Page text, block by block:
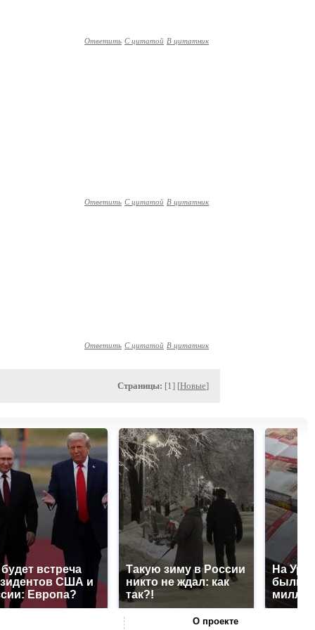
Ответить С цитатой В цитатник
Ответить С цитатой В цитатник
Ответить С цитатой В цитатник
Страницы: [1] [Новые]
будет встреча
США и
Европа?
Такую зиму в России
никто не ждал: как
так?!
На
были
О проекте